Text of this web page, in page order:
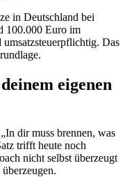
in Deutschland bei
100.000 Euro im
Das
eigenen
dir muss brennen, was
trifft heute noch
nicht selbst überzeugt